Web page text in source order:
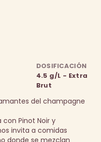
DOSIFICACIÓN
4.5 g/L - Extra
Brut
del champagne
Pinot Noir y
invita a comidas
donde se mezclan